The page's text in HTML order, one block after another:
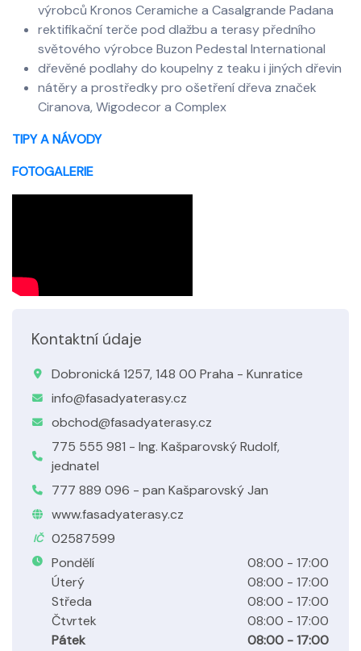
výrobců Kronos Ceramiche a Casalgrande Padana
rektifikační terče pod dlažbu a terasy předního
světového výrobce Buzon Pedestal International
dřevěné podlahy do koupelny z teaku i jiných dřevin
nátěry a prostředky pro ošetření dřeva značek
Ciranova, Wigodecor a Complex
TIPY A NÁVODY
FOTOGALERIE
Kontaktní údaje
Dobronická 1257, 148 00 Praha - Kunratice
info@fasadyaterasy.cz
obchod@fasadyaterasy.cz
775 555 981 - Ing. Kašparovský Rudolf,
jednatel
777 889 096 - pan Kašparovský Jan
www.fasadyaterasy.cz
IČ
02587599
Pondělí
08:00 - 17:00
Úterý
08:00 - 17:00
Středa
08:00 - 17:00
Čtvrtek
08:00 - 17:00
Pátek
08:00 - 17:00